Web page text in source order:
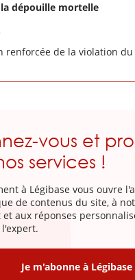
dépouille mortelle
renforcée de la violation
vous et
services !
à Légibase vous ouvre
de contenus du site, à
aux réponses
Je m'abonne à Légibase